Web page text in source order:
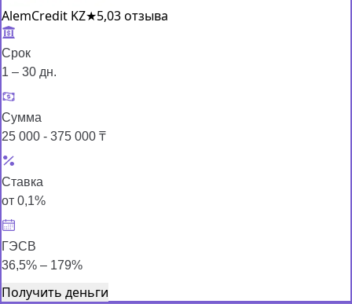
AlemCredit KZ★5,03 отзыва
Срок
1 – 30 дн.
Сумма
25 000 - 375 000 ₸
Ставка
от 0,1%
ГЭСВ
36,5% – 179%
Получить деньги